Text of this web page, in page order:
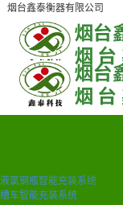
烟台鑫泰衡器有限公司
液氯钢瓶智能充装系统
槽车智能充装系统